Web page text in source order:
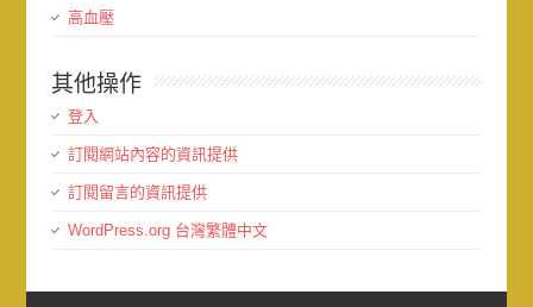
高血壓
其他操作
登入
訂閱網站內容的資訊提供
訂閱留言的資訊提供
WordPress.org 台灣繁體中文